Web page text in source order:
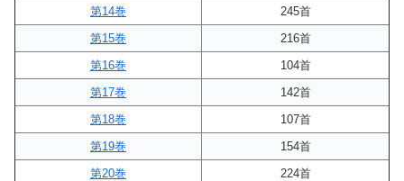
第14巻
245首
第15巻
216首
第16巻
104首
第17巻
142首
第18巻
107首
第19巻
154首
第20巻
224首